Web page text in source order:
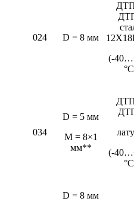
024 D = 8 мм
(-
034
D = 5 мм
М = 8×1
мм**
(-
D = 8 мм